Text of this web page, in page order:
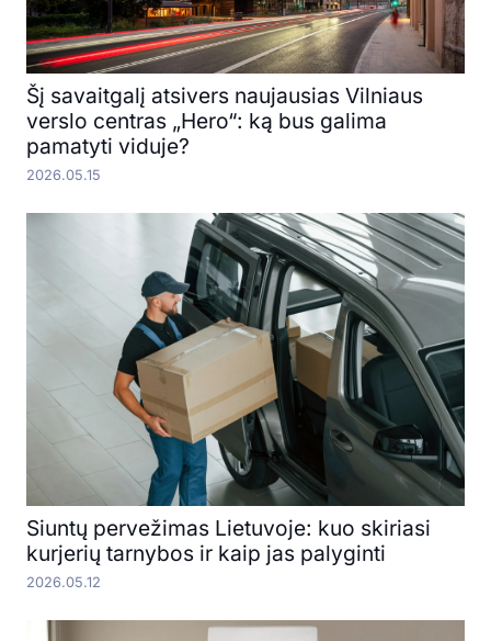
Šį savaitgalį atsivers naujausias Vilniaus
verslo centras „Hero“: ką bus galima
pamatyti viduje?
2026.05.15
Siuntų pervežimas Lietuvoje: kuo skiriasi
kurjerių tarnybos ir kaip jas palyginti
2026.05.12